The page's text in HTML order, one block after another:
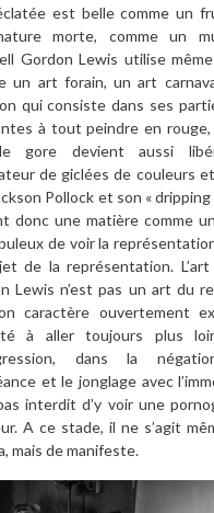
est belle comme un
morte, comme un
Gordon Lewis utilise
un art forain, un art
qui consiste dans ses
à tout peindre en rouge,
gore devient aussi
de giclées de couleurs
Pollock et son « dripping
donc une matière comme
de voir la
de la représentation. L’art
Lewis n’est pas un art du
caractère ouvertement
à aller toujours plus
dans la
et le jonglage avec
interdit d’y voir une
A ce stade, il ne s’agit
mais de manifeste.